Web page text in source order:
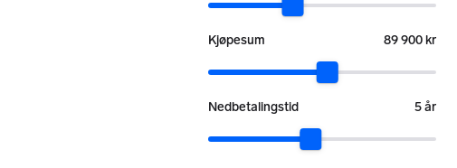
Kjøpesum
: 89 900 kr
Nedbetalingstid
: 5 år